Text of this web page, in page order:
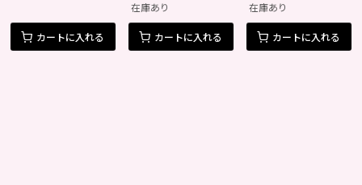
カートに入れる
在庫あり
カートに入れる
在庫あり
カートに入れる